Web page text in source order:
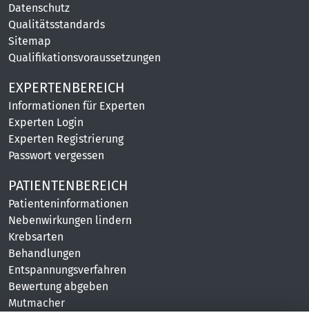
Datenschutz
Qualitätsstandards
Sitemap
Qualifikationsvoraussetzungen
EXPERTENBEREICH
Informationen für Experten
Experten Login
Experten Registrierung
Passwort vergessen
PATIENTENBEREICH
Patienteninformationen
Nebenwirkungen lindern
Krebsarten
Behandlungen
Entspannungsverfahren
Bewertung abgeben
Mutmacher